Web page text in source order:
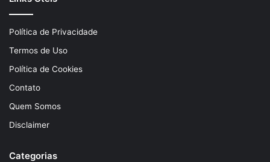
Política de Privacidade
Termos de Uso
Política de Cookies
Contato
Quem Somos
Disclaimer
Categorias